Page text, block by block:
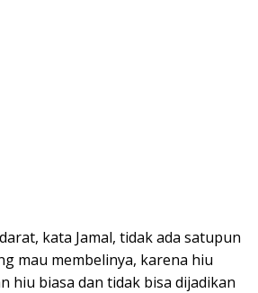
kata Jamal, tidak ada satupun
mau membelinya, karena hiu
hiu biasa dan tidak bisa dijadikan